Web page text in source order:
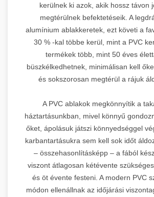
kerülnek ki azok, akik hossz távon
megtérülnek befektetéseik. A
alumínium ablakkeretek, ezt követi a
30 % -kal többe kerül, mint a PVC
termékek több, mint 50 éves
büszkélkedhetnek, minimálisan kell
és sokszorosan megtérül a rájuk
A PVC ablakok megkönnyítik a
háztartásunkban, mivel könnyű
őket, ápolásuk játszi könnyedséggel
karbantartásukra sem kell sok időt
– összehasonlításképp – a fából
viszont átlagosan kétévente
és öt évente festeni. A modern PVC
módon ellenállnak az időjárási